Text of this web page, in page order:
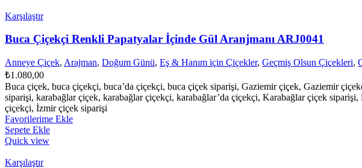
Karşılaştır
Buca Çiçekçi Renkli Papatyalar İçinde Gül Aranjmanı ARJ0041
Anneye Çiçek, Arajman, Doğum Günü, Eş & Hanım için Çiçekler, Geçmiş Olsun Çiçekleri,
₺1.080,00
Buca çiçek, buca çiçekçi, buca’da çiçekçi, buca çiçek siparişi, Gaziemir çiçek, Gaziemir
siparişi, karabağlar çiçek, karabağlar çiçekçi, karabağlar’da çiçekçi, Karabağlar çiçek
çiçekçi, İzmir çiçek siparişi
Favorilerime Ekle
Sepete Ekle
Quick view
Karşılaştır